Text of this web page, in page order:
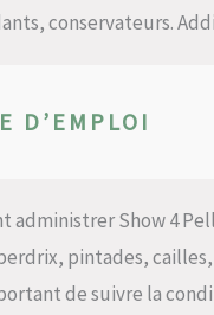
conservateurs.
D’EMPLOI
administrer Show 4
pintades,
de suivre la